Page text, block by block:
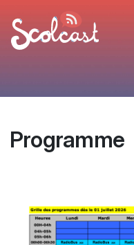
Programme